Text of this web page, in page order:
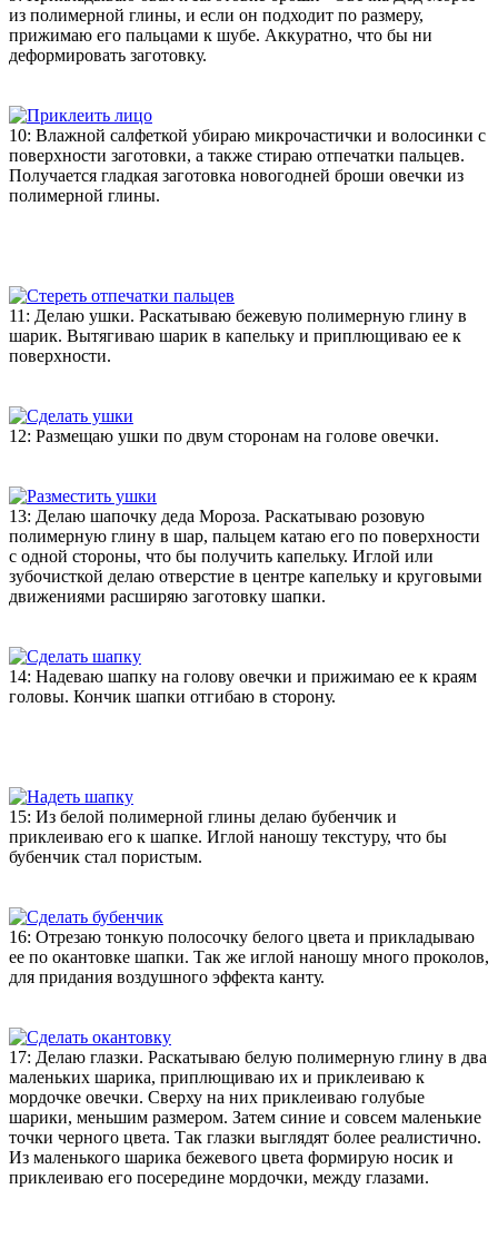
из полимерной глины, и если он подходит по размеру,
прижимаю его пальцами к шубе. Аккуратно, что бы ни
деформировать заготовку.
10: Влажной салфеткой убираю микрочастички и волосинки с
поверхности заготовки, а также стираю отпечатки пальцев.
Получается гладкая заготовка новогодней броши овечки из
полимерной глины.
11: Делаю ушки. Раскатываю бежевую полимерную глину в
шарик. Вытягиваю шарик в капельку и приплющиваю ее к
поверхности.
12: Размещаю ушки по двум сторонам на голове овечки.
13: Делаю шапочку деда Мороза. Раскатываю розовую
полимерную глину в шар, пальцем катаю его по поверхности
с одной стороны, что бы получить капельку. Иглой или
зубочисткой делаю отверстие в центре капельку и круговыми
движениями расширяю заготовку шапки.
14: Надеваю шапку на голову овечки и прижимаю ее к краям
головы. Кончик шапки отгибаю в сторону.
15: Из белой полимерной глины делаю бубенчик и
приклеиваю его к шапке. Иглой наношу текстуру, что бы
бубенчик стал пористым.
16: Отрезаю тонкую полосочку белого цвета и прикладываю
ее по окантовке шапки. Так же иглой наношу много проколов,
для придания воздушного эффекта канту.
17: Делаю глазки. Раскатываю белую полимерную глину в два
маленьких шарика, приплющиваю их и приклеиваю к
мордочке овечки. Сверху на них приклеиваю голубые
шарики, меньшим размером. Затем синие и совсем маленькие
точки черного цвета. Так глазки выглядят более реалистично.
Из маленького шарика бежевого цвета формирую носик и
приклеиваю его посередине мордочки, между глазами.